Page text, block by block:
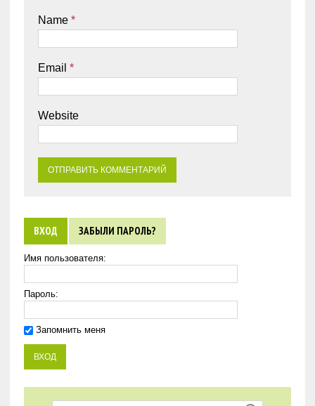
Name *
Email *
Website
ВХОД ЗАБЫЛИ ПАРОЛЬ?
Имя пользователя:
Пароль:
Запомнить меня